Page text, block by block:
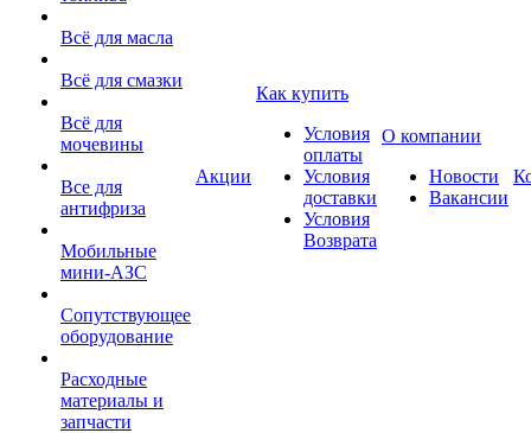
Всё для масла
Всё для смазки
Всё для
мочевины
Все для
антифриза
Мобильные
мини-АЗС
Сопутствующее
оборудование
Расходные
материалы и
запчасти
Акции
Как купить
Условия
оплаты
Условия
доставки
Условия
Возврата
О компании
Новости
Вакансии